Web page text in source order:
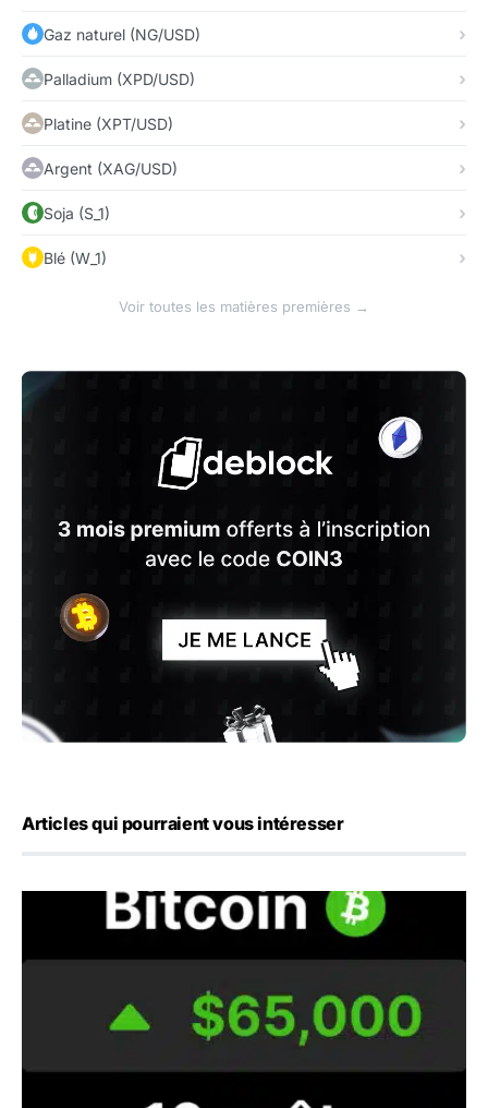
Gaz naturel (NG/USD)
Palladium (XPD/USD)
Platine (XPT/USD)
Argent (XAG/USD)
Soja (S_1)
Blé (W_1)
Voir toutes les matières premières →
Articles qui pourraient vous intéresser
Bitcoin : BTC repasse les 65 000 dollars avant les